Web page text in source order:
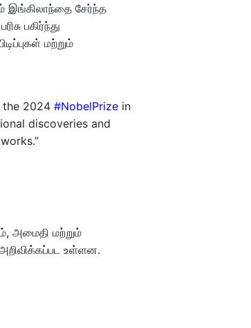
இங்கிலாந்தை சேர்ந்த
பகிர்ந்து
மற்றும்
the 2024#NobelPrize in
discoveries and
அமைதி மற்றும்
அறிவிக்கப்பட உள்ளன.